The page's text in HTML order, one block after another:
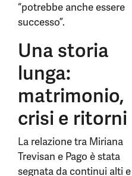
“potrebbe anche essere
successo”.
Una storia
lunga:
matrimonio,
crisi e ritorni
La relazione tra Miriana
Trevisan e Pago è stata
segnata da continui alti e